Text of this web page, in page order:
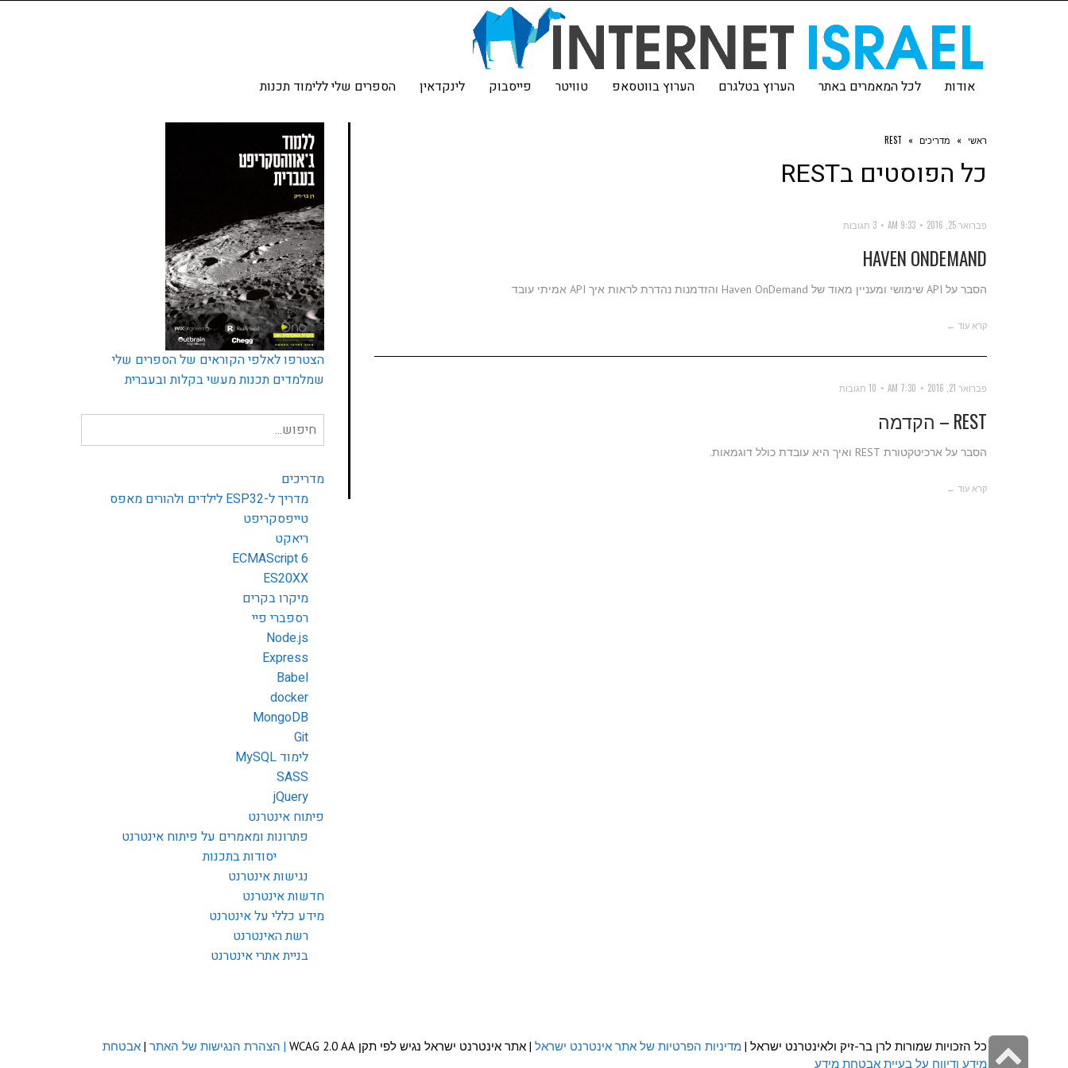
אודות לכל המאמרים באתר הערוץ בטלגרם הערוץ בווטסאפ טוויטר פייסבוק לינקדאין הספרים שלי ללימוד תכנות
ראשי » מדריכים »
REST
כל הפוסטים בREST
פברואר 25, 2016 9:33 AM 3 תגובות
HAVEN ONDEMAND
הסבר על API שימושי ומעניין מאוד של Haven OnDemand והזדמנות נהדרת לראות איך API אמיתי עובד
קרא עוד ←
פברואר 21, 2016 7:30 AM 10 תגובות
REST – הקדמה
הסבר על ארכיטקטורת REST ואיך היא עובדת כולל דוגמאות.
קרא עוד ←
הצטרפו לאלפי הקוראים של הספרים שלי
שמלמדים תכנות מעשי בקלות ובעברית
חיפוש
עבור:
מדריכים
מדריך ל-ESP32 לילדים ולהורים מאפס
טייפסקריפט
ריאקט
ECMAScript 6
ES20XX
מיקרו בקרים
רספברי פיי
Node.js
Express
Babel
docker
MongoDB
Git
לימוד MySQL
SASS
jQuery
פיתוח אינטרנט
פתרונות ומאמרים על פיתוח אינטרנט
יסודות בתכנות
נגישות אינטרנט
חדשות אינטרנט
מידע כללי על אינטרנט
רשת האינטרנט
בניית אתרי אינטרנט
כל הזכויות שמורות לרן בר-זיק ולאינטרנט ישראל | מדיניות הפרטיות של אתר אינטרנט ישראל | אתר אינטרנט ישראל נגיש לפי תקן WCAG 2.0 AA | הצהרת הנגישות של האתר | אבטחת
מידע ודיווח על בעיית אבטחת מידע
גלילה